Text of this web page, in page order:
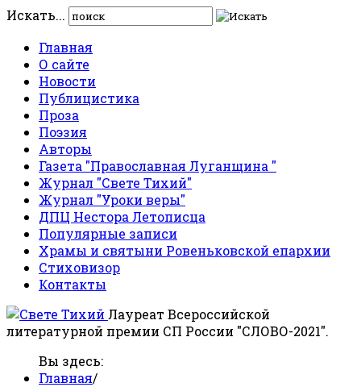
Искать...
Главная
О сайте
Новости
Публицистика
Проза
Поэзия
Авторы
Газета "Православная Луганщина "
Журнал "Свете Тихий"
Журнал "Уроки веры"
ДПЦ Нестора Летописца
Популярные записи
Храмы и святыни Ровеньковской епархии
Стиховизор
Контакты
Лауреат Всероссийской
литературной премии СП России "СЛОВО-2021".
Вы здесь:
Главная/